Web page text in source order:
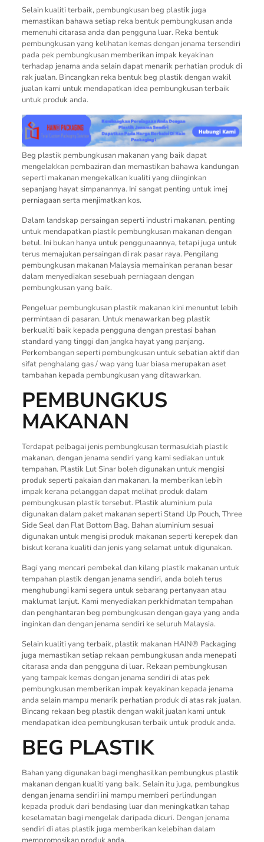
Selain kualiti terbaik, pembungkusan beg plastik juga
memastikan bahawa setiap reka bentuk pembungkusan anda
memenuhi citarasa anda dan pengguna luar. Reka bentuk
pembungkusan yang kelihatan kemas dengan jenama tersendiri
pada pek pembungkusan memberikan impak keyakinan
terhadap jenama anda selain dapat menarik perhatian produk di
rak jualan. Bincangkan reka bentuk beg plastik dengan wakil
jualan kami untuk mendapatkan idea pembungkusan terbaik
untuk produk anda.
Beg plastik pembungkusan makanan yang baik dapat
mengelakkan pembaziran dan memastikan bahawa kandungan
seperti makanan mengekalkan kualiti yang diinginkan
sepanjang hayat simpanannya. Ini sangat penting untuk imej
perniagaan serta menjimatkan kos.
Dalam landskap persaingan seperti industri makanan, penting
untuk mendapatkan plastik pembungkusan makanan dengan
betul. Ini bukan hanya untuk penggunaannya, tetapi juga untuk
terus memajukan persaingan di rak pasar raya. Pengilang
pembungkusan makanan Malaysia memainkan peranan besar
dalam menyediakan sesebuah perniagaan dengan
pembungkusan yang baik.
Pengeluar pembungkusan plastik makanan kini menuntut lebih
permintaan di pasaran. Untuk menawarkan beg plastik
berkualiti baik kepada pengguna dengan prestasi bahan
standard yang tinggi dan jangka hayat yang panjang.
Perkembangan seperti pembungkusan untuk sebatian aktif dan
sifat penghalang gas / wap yang luar biasa merupakan aset
tambahan kepada pembungkusan yang ditawarkan.
PEMBUNGKUS
MAKANAN
Terdapat pelbagai jenis pembungkusan termasuklah plastik
makanan, dengan jenama sendiri yang kami sediakan untuk
tempahan. Plastik Lut Sinar boleh digunakan untuk mengisi
produk seperti pakaian dan makanan. Ia memberikan lebih
impak kerana pelanggan dapat melihat produk dalam
pembungkusan plastik tersebut. Plastik aluminium pula
digunakan dalam paket makanan seperti Stand Up Pouch, Three
Side Seal dan Flat Bottom Bag. Bahan aluminium sesuai
digunakan untuk mengisi produk makanan seperti kerepek dan
biskut kerana kualiti dan jenis yang selamat untuk digunakan.
Bagi yang mencari pembekal dan kilang plastik makanan untuk
tempahan plastik dengan jenama sendiri, anda boleh terus
menghubungi kami segera untuk sebarang pertanyaan atau
maklumat lanjut. Kami menyediakan perkhidmatan tempahan
dan penghantaran beg pembungkusan dengan gaya yang anda
inginkan dan dengan jenama sendiri ke seluruh Malaysia.
Selain kualiti yang terbaik, plastik makanan HAIN® Packaging
juga memastikan setiap rekaan pembungkusan anda menepati
citarasa anda dan pengguna di luar. Rekaan pembungkusan
yang tampak kemas dengan jenama sendiri di atas pek
pembungkusan memberikan impak keyakinan kepada jenama
anda selain mampu menarik perhatian produk di atas rak jualan.
Bincang rekaan beg plastik dengan wakil jualan kami untuk
mendapatkan idea pembungkusan terbaik untuk produk anda.
BEG PLASTIK
Bahan yang digunakan bagi menghasilkan pembungkus plastik
makanan dengan kualiti yang baik. Selain itu juga, pembungkus
dengan jenama sendiri ini mampu memberi perlindungan
kepada produk dari bendasing luar dan meningkatkan tahap
keselamatan bagi mengelak daripada dicuri. Dengan jenama
sendiri di atas plastik juga memberikan kelebihan dalam